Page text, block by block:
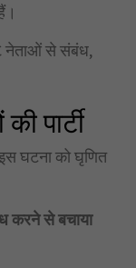
नेताओं से संबंध,
पार्टी
घटना को घृणित
करने से बचाया